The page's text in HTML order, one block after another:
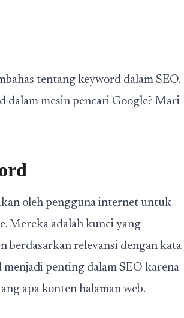
tentang keyword dalam SEO.
dalam mesin pencari Google? Mari
oleh pengguna internet untuk
Mereka adalah kunci yang
berdasarkan relevansi dengan kata
penting dalam SEO karena
apa konten halaman web.